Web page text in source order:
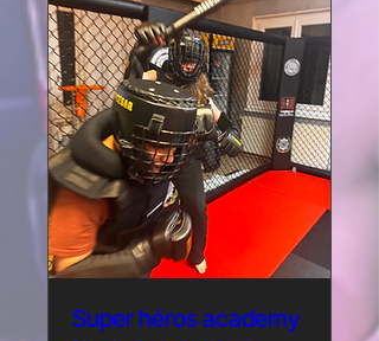
Super héros academy